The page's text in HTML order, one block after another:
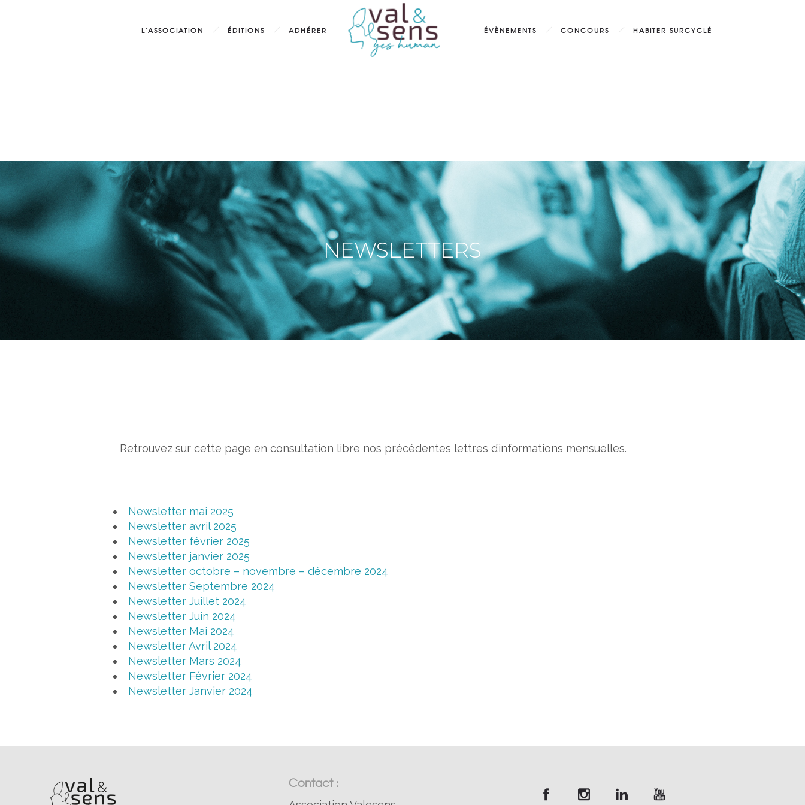
L’ASSOCIATION ÉDITIONS ADHÉRER ÉVÈNEMENTS CONCOURS HABITER SURCYCLÉ
NEWSLETTERS
Retrouvez sur cette page en consultation libre nos précédentes lettres d’informations mensuelles.
Newsletter mai 2025
Newsletter avril 2025
Newsletter février 2025
Newsletter janvier 2025
Newsletter octobre – novembre – décembre 2024
Newsletter Septembre 2024
Newsletter Juillet 2024
Newsletter Juin 2024
Newsletter Mai 2024
Newsletter Avril 2024
Newsletter Mars 2024
Newsletter Février 2024
Newsletter Janvier 2024
Contact :